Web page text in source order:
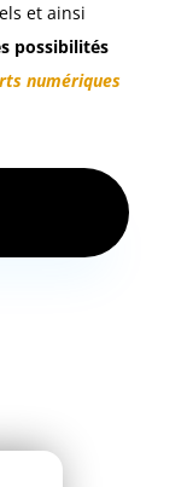
et ainsi
possibilités
numériques